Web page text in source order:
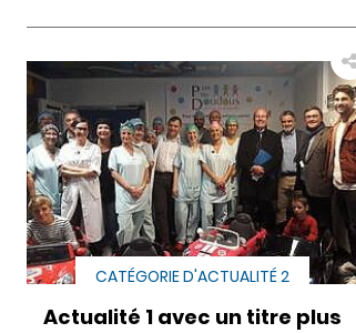
CATÉGORIE D'ACTUALITÉ 2
Actualité 1 avec un titre plus